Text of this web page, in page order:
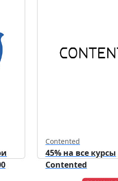
Contented
45% на все курсы
Contented